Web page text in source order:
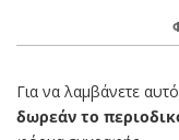
Για να λαμβάνετε
δωρεάν το